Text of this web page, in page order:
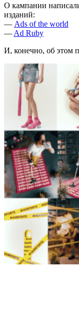
О кампании
изданий:
— Ads of the world
— Ad Ruby
И, конечно, об этом